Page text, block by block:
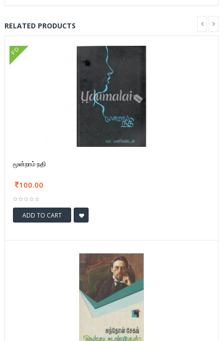
RELATED PRODUCTS
FD
மூன்றாம் நதி
100.00
ADD TO CART